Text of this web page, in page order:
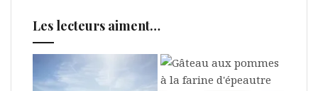
Les lecteurs aiment…